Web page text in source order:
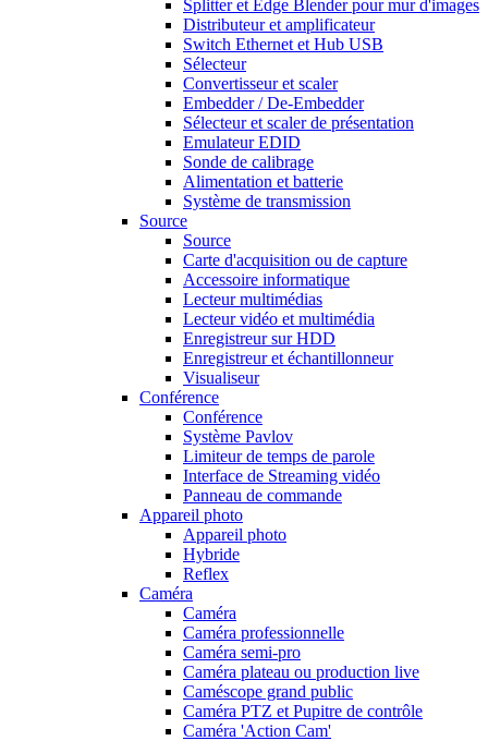
Splitter et Edge Blender pour mur d'images
Distributeur et amplificateur
Switch Ethernet et Hub USB
Sélecteur
Convertisseur et scaler
Embedder / De-Embedder
Sélecteur et scaler de présentation
Emulateur EDID
Sonde de calibrage
Alimentation et batterie
Système de transmission
Source
Source
Carte d'acquisition ou de capture
Accessoire informatique
Lecteur multimédias
Lecteur vidéo et multimédia
Enregistreur sur HDD
Enregistreur et échantillonneur
Visualiseur
Conférence
Conférence
Système Pavlov
Limiteur de temps de parole
Interface de Streaming vidéo
Panneau de commande
Appareil photo
Appareil photo
Hybride
Reflex
Caméra
Caméra
Caméra professionnelle
Caméra semi-pro
Caméra plateau ou production live
Caméscope grand public
Caméra PTZ et Pupitre de contrôle
Caméra 'Action Cam'